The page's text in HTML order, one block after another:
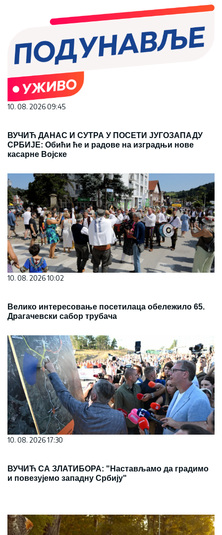
10. 08. 2026 09:45
ВУЧИЋ ДАНАС И СУТРА У ПОСЕТИ ЈУГОЗАПАДУ
СРБИЈЕ: Обићи ће и радове на изградњи нове
касарне Војске
10. 08. 2026 10:02
Велико интересовање посетилаца обележило 65.
Драгачевски сабор трубача
10. 08. 2026 17:30
ВУЧИЋ СА ЗЛАТИБОРА: "Настављамо да градимо
и повезујемо западну Србију"